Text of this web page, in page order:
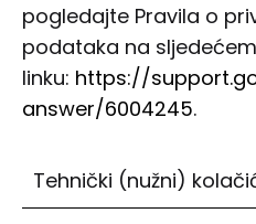
pogledajte Pravila o
podataka na sljedećem
linku: https://
answer/6004245.
Tehnički (nužni)